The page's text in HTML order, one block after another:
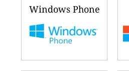
Windows Phone